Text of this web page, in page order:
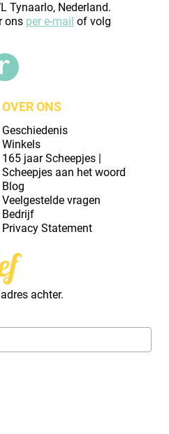
Tynaarlo, Nederland.
ons per e-mail of volg
OVER ONS
Geschiedenis
Winkels
165 jaar Scheepjes |
Scheepjes aan het woord
Blog
Veelgestelde vragen
Bedrijf
Privacy Statement
achter.